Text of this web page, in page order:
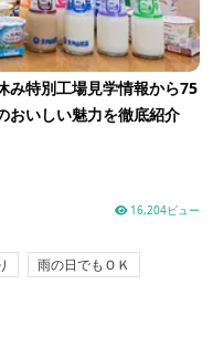
み特別工場見学情報から75
おいしい魅力を徹底紹介
16,204ビュー
雨の日でもＯＫ